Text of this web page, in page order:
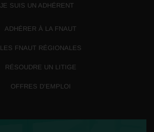
JE SUIS UN ADHÉRENT
ADHÉRER À LA FNAUT
LES FNAUT RÉGIONALES
RÉSOUDRE UN LITIGE
OFFRES D’EMPLOI